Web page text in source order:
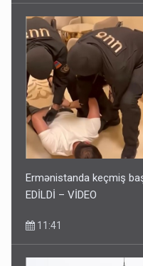
Ermənistanda keçmiş
EDİLDİ – VİDEO
11:41